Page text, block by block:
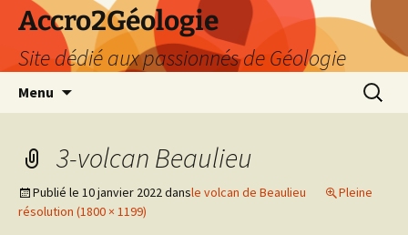
Accro2Géologie
Site dédié aux passionnés de Géologie
Menu
3-volcan Beaulieu
Publié le 10 janvier 2022dansle volcan de Beaulieu
Pleine
résolution (1800 × 1199)